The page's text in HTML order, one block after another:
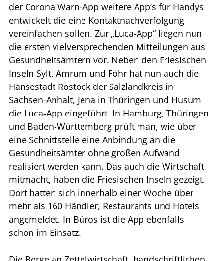
der Corona Warn-App weitere App’s für Handys
entwickelt die eine Kontaktnachverfolgung
vereinfachen sollen. Zur „Luca-App“ liegen nun
die ersten vielversprechenden Mitteilungen aus
Gesundheitsämtern vor. Neben den Friesischen
Inseln Sylt, Amrum und Föhr hat nun auch die
Hansestadt Rostock der Salzlandkreis in
Sachsen-Anhalt, Jena in Thüringen und Husum
die Luca-App eingeführt. In Hamburg, Thüringen
und Baden-Württemberg prüft man, wie über
eine Schnittstelle eine Anbindung an die
Gesundheitsämter ohne großen Aufwand
realisiert werden kann. Das auch die Wirtschaft
mitmacht, haben die Friesischen Inseln gezeigt.
Dort hatten sich innerhalb einer Woche über
mehr als 160 Händler, Restaurants und Hotels
angemeldet. In Büros ist die App ebenfalls
schon im Einsatz.